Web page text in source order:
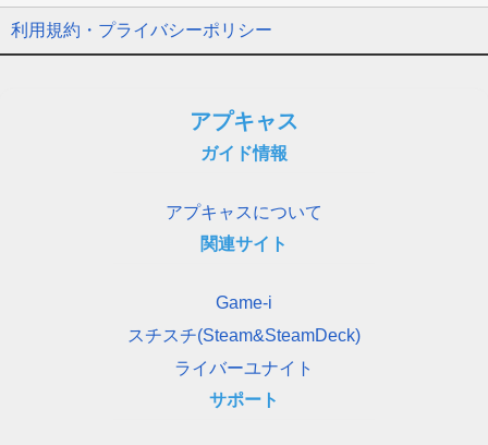
利用規約・プライバシーポリシー
アプキャス
ガイド情報
アプキャスについて
関連サイト
Game-i
スチスチ(Steam&SteamDeck)
ライバーユナイト
サポート